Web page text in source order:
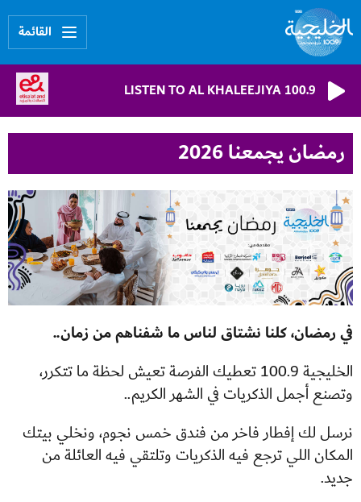
القائمة
LISTEN TO AL KHALEEJIYA 100.9
رمضان يجمعنا 2026
في رمضان، كلنا نشتاق لناس ما شفناهم من زمان..
الخليجية 100.9 تعطيك الفرصة تعيش لحظة ما تتكرر،
وتصنع أجمل الذكريات في الشهر الكريم..
نرسل لك إفطار فاخر من فندق خمس نجوم، ونخلي بيتك
المكان اللي ترجع فيه الذكريات وتلتقي فيه العائلة من
جديد.